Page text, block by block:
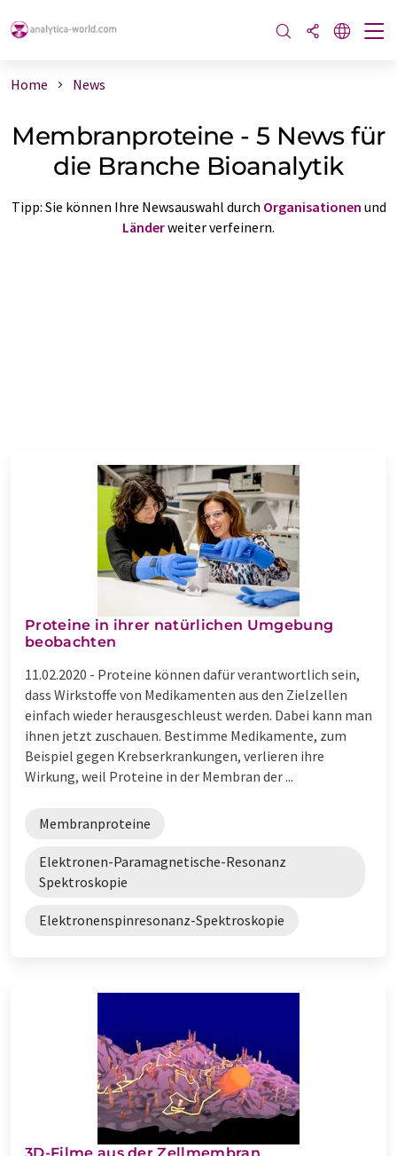
Home News
Membranproteine - 5 News für
die Branche Bioanalytik
Tipp: Sie können Ihre Newsauswahl durch Organisationen und
Länderweiter verfeinern.
Proteine in ihrer natürlichen Umgebung
beobachten
11.02.2020 - Proteine können dafür verantwortlich sein,
dass Wirkstoffe von Medikamenten aus den Zielzellen
einfach wieder herausgeschleust werden. Dabei kann man
ihnen jetzt zuschauen. Bestimme Medikamente, zum
Beispiel gegen Krebserkrankungen, verlieren ihre
Wirkung, weil Proteine in der Membran der ...
Membranproteine
Elektronen-Paramagnetische-Resonanz
Spektroskopie
Elektronenspinresonanz-Spektroskopie
3D-Filme aus der Zellmembran